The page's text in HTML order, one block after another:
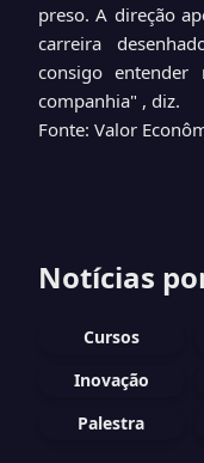
preso. A direção
carreira
consigo
companhia" , diz.
Fonte: Valor
Notícias
Cursos
Inovação
Palestra